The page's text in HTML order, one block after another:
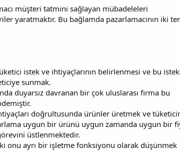
müşteri tatmini sağlayan mübadeleleri
yaratmaktır. Bu bağlamda pazarlamacının iki
istek ve ihtiyaçlarının belirlenmesi ve bu
sunmak.
duyarsız davranan bir çok uluslarası firma bu
doğrultusunda ürünler üretmek ve
uygun bir ürünü uygun zamanda uygun bir
üstlenmektedir.
onu ayrı bir işletme fonksiyonu olarak düşünmek